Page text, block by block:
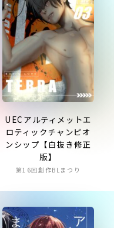
UECアルティメットエ
ロティックチャンピオ
ンシップ【白抜き修正
版】
第16回創作BLまつり